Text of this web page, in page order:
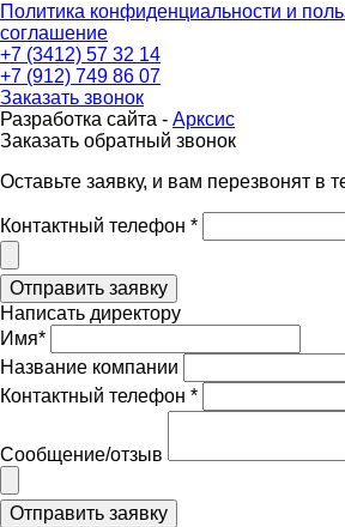
Политика конфиденциальности и
соглашение
+7 (3412) 57 32 14
+7 (912) 749 86 07
Заказать звонок
Разработка сайта - Арксис
Заказать обратный звонок
Оставьте заявку, и вам перезвонят в
Контактный телефон *
Написать директору
Имя*
Название компании
Контактный телефон *
Сообщение/отзыв